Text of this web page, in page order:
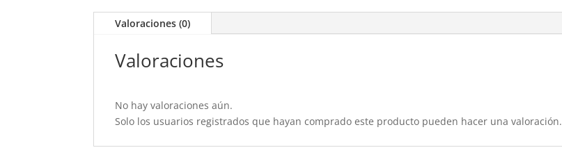
Valoraciones (0)
Valoraciones
No hay valoraciones aún.
Solo los usuarios registrados que hayan comprado este producto pueden hacer una valoración.